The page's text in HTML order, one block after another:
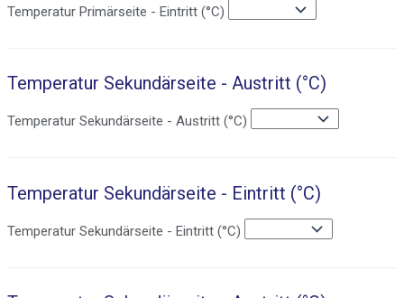
Temperatur Primärseite - Eintritt (°C)
Temperatur Sekundärseite - Austritt (°C)
Temperatur Sekundärseite - Austritt (°C)
Temperatur Sekundärseite - Eintritt (°C)
Temperatur Sekundärseite - Eintritt (°C)